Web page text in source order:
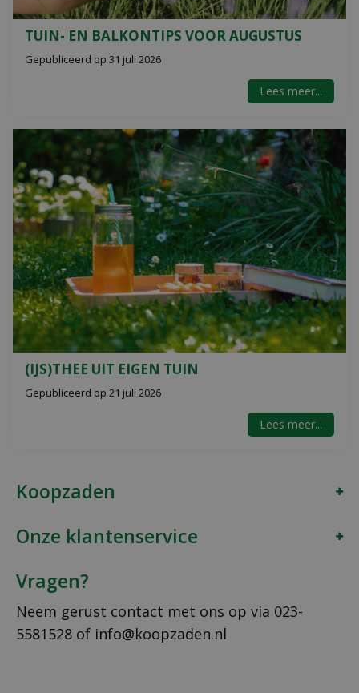
TUIN- EN BALKONTIPS VOOR AUGUSTUS
Gepubliceerd op 31 juli 2026
Lees meer...
(IJS)THEE UIT EIGEN TUIN
Gepubliceerd op 21 juli 2026
Lees meer...
Koopzaden
Onze klantenservice
Vragen?
Neem gerust contact met ons op via 023-
5581528 of info@koopzaden.nl